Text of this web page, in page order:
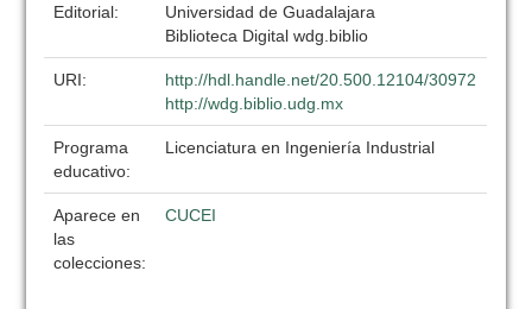
Editorial:
Universidad de Guadalajara
Biblioteca Digital wdg.biblio
URI:
http://hdl.handle.net/20.500.12104/30972
http://wdg.biblio.udg.mx
Programa
educativo:
Licenciatura en Ingeniería Industrial
Aparece en
las
colecciones:
CUCEI